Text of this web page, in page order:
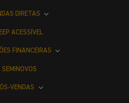
DIRETAS
ACESSÍVEL
FINANCEIRAS
SEMINOVOS
VENDAS